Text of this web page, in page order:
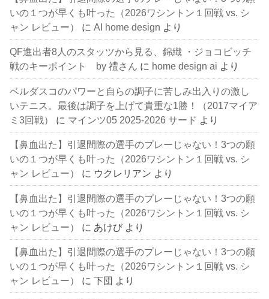
いの１つが早くも叶った（2026ワシントン１回戦 vs. シ
ャン レビュー）
にAI home design より
QF進出者8人のスタッツから見る、錦織 ・ジョコビッチ
戦のキーポイント by 禮さん に home design ai より
ベルダスコのパワーと自らの調子に苦しみ出入りの激し
いテニス。最後は調子を上げて貴重な1勝！（2017マイア
ミ3回戦）
に マインツ05 2025-2026 サード より
【鼻血出た】引退間際の選手のプレーじゃない！3つの願
いの１つが早くも叶った（2026ワシントン１回戦 vs. シ
ャン レビュー）
に ウクレリアン より
【鼻血出た】引退間際の選手のプレーじゃない！3つの願
いの１つが早くも叶った（2026ワシントン１回戦 vs. シ
ャン レビュー）
に あけび より
【鼻血出た】引退間際の選手のプレーじゃない！3つの願
いの１つが早くも叶った（2026ワシントン１回戦 vs. シ
ャン レビュー）
に下団 より